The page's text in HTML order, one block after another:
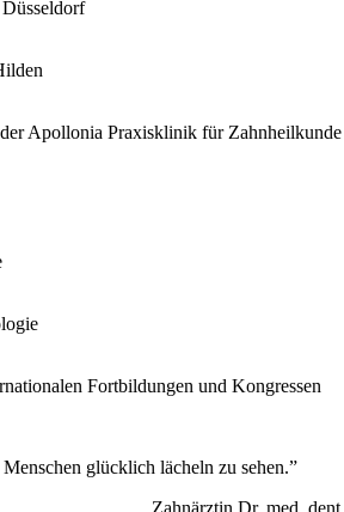
Apollonia Praxisklinik für Zahnheilkunde
Fortbildungen und Kongressen
glücklich lächeln zu sehen.”
Zahnärztin Dr. med. dent.